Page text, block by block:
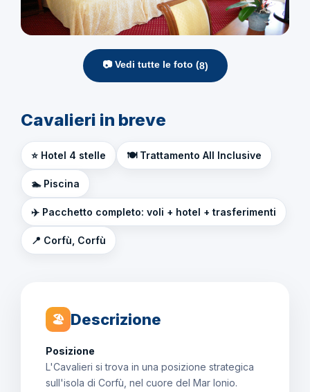
📷 Vedi tutte le foto (8)
Cavalieri in breve
⭐ Hotel 4 stelle 🍽️ Trattamento All Inclusive
🏊 Piscina
✈️ Pacchetto completo: voli + hotel + trasferimenti
📍 Corfù, Corfù
🏖 Descrizione
Posizione
L'Cavalieri si trova in una posizione strategica
sull'isola di Corfù, nel cuore del Mar Ionio.